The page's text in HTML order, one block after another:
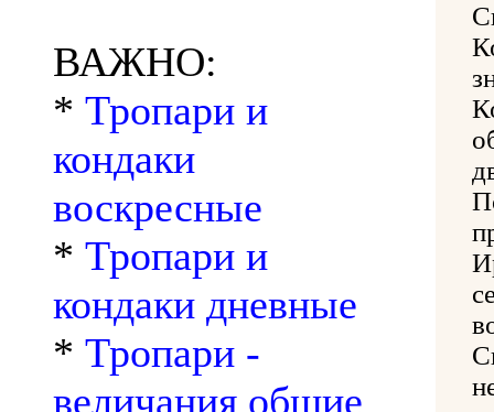
ВАЖНО:
* Тропари и
кондаки
воскресные
* Тропари и
кондаки дневные
* Тропари -
величания общие